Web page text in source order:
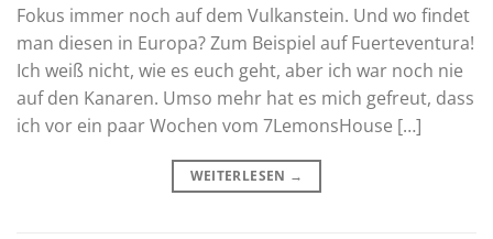
Fokus immer noch auf dem Vulkanstein. Und wo findet
man diesen in Europa? Zum Beispiel auf Fuerteventura!
Ich weiß nicht, wie es euch geht, aber ich war noch nie
auf den Kanaren. Umso mehr hat es mich gefreut, dass
ich vor ein paar Wochen vom 7LemonsHouse […]
WEITERLESEN →